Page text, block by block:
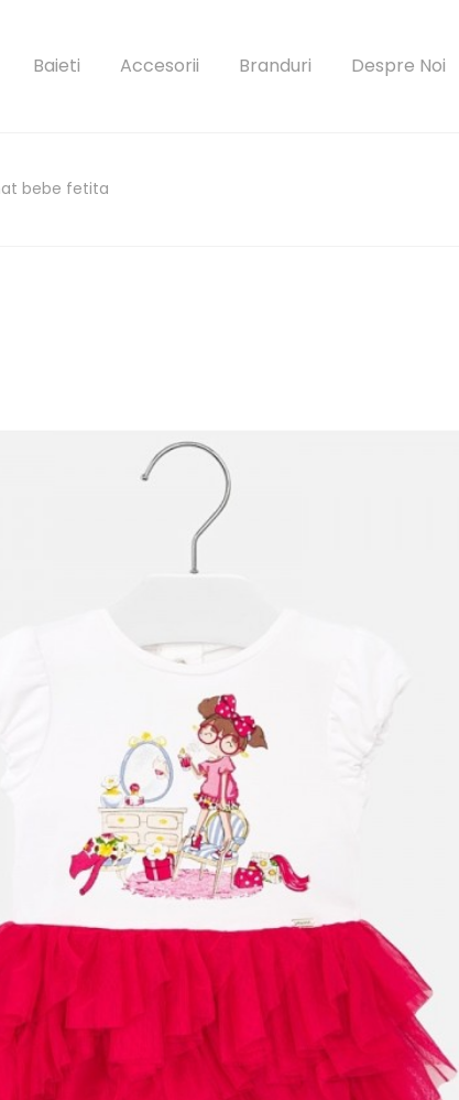
Baieti Accesorii Branduri Despre Noi
bebe fetita